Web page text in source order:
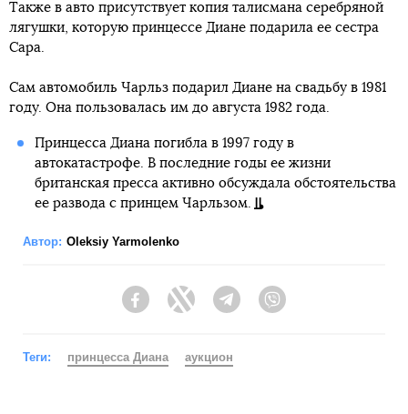
Также в авто присутствует копия талисмана серебряной
лягушки, которую принцессе Диане подарила ее сестра
Сара.
Сам автомобиль Чарльз подарил Диане на свадьбу в 1981
году. Она пользовалась им до августа 1982 года.
Принцесса Диана погибла в 1997 году в
автокатастрофе. В последние годы ее жизни
британская пресса активно обсуждала обстоятельства
ее развода с принцем Чарльзом.
Автор: Oleksiy Yarmolenko
FacebookTwitter Telegram
Теги: принцесса Диана аукцион